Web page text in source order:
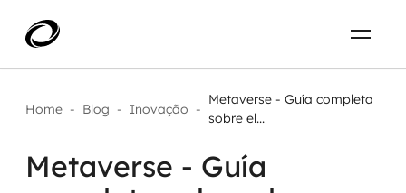
Home - Blog - Inovação -
Metaverse - Guía completa
sobre el...
Metaverse - Guía